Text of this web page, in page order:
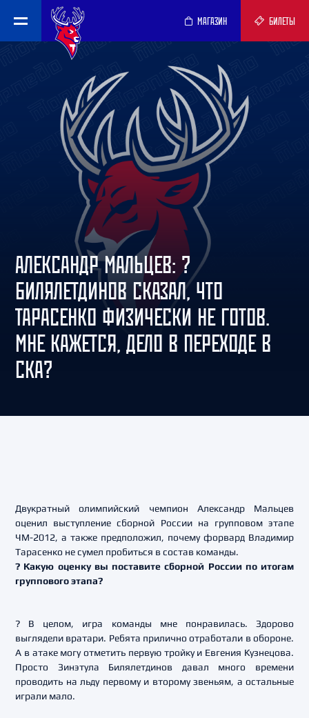
МАГАЗИН БИЛЕТЫ
АЛЕКСАНДР МАЛЬЦЕВ: ?
БИЛЯЛЕТДИНОВ СКАЗАЛ, ЧТО
ТАРАСЕНКО ФИЗИЧЕСКИ НЕ ГОТОВ.
МНЕ КАЖЕТСЯ, ДЕЛО В ПЕРЕХОДЕ В
СКА?
Двукратный олимпийский чемпион Александр Мальцев
оценил выступление сборной России на групповом этапе
ЧМ-2012, а также предположил, почему форвард Владимир
Тарасенко не сумел пробиться в состав команды.
? Какую оценку вы поставите сборной России по итогам
группового этапа?
? В целом, игра команды мне понравилась. Здорово
выглядели вратари. Ребята прилично отработали в обороне.
А в атаке могу отметить первую тройку и Евгения Кузнецова.
Просто Зинэтула Билялетдинов давал много времени
проводить на льду первому и второму звеньям, а остальные
играли мало.